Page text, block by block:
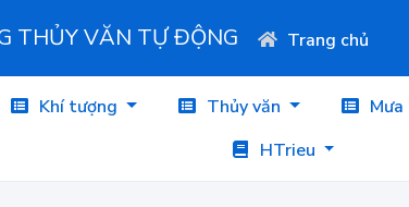
THỦY VĂN TỰ ĐỘNG Trang chủ
Khí tượng Thủy văn Mưa
HTrieu